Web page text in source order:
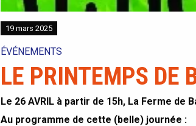
19 mars 2025
ÉVÉNEMENTS
LE PRINTEMPS DE
Le 26 AVRIL à partir de 15h, La Ferme
Au programme de cette (belle) journée :